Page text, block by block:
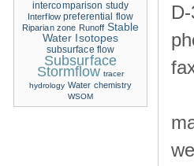
intercomparison study
Interflow preferential flow
Riparian zone Runoff Stable
Water Isotopes
subsurface flow
Subsurface
Stormflow tracer
hydrology Water chemistry
WSOM